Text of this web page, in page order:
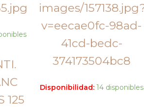
125
Disponibilidad: 14 disponibles